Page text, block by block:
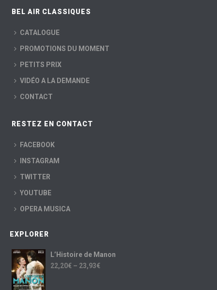
BEL AIR CLASSIQUES
CATALOGUE
PROMOTIONS DU MOMENT
PETITS PRIX
VIDÉO A LA DEMANDE
CONTACT
RESTEZ EN CONTACT
FACEBOOK
INSTAGRAM
TWITTER
YOUTUBE
OPERA MUSICA
EXPLORER
L’Histoire de Manon
22,20€ – 23,93€